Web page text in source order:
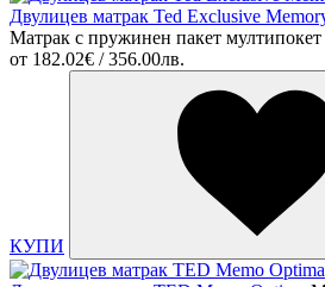
Двулицев матрак Ted Exclusive
Матрак с пружинен пакет
от 182.02€ / 356.00лв.
КУПИ